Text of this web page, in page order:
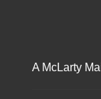
A McLarty